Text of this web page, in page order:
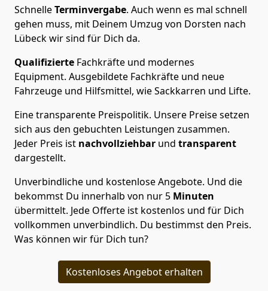
SchnelleTerminvergabe. Auch wenn es mal schnell
gehen muss, mit Deinem Umzug von Dorsten nach
Lübeck wir sind für Dich da.
Qualifizierte Fachkräfte und modernes
Equipment. Ausgebildete Fachkräfte und neue
Fahrzeuge und Hilfsmittel, wie Sackkarren und Lifte.
Eine transparente Preispolitik. Unsere Preise setzen
sich aus den gebuchten Leistungen zusammen.
Jeder Preis ist nachvollziehbar und transparent
dargestellt.
Unverbindliche und kostenlose Angebote. Und die
bekommst Du innerhalb von nur 5 Minuten
übermittelt. Jede Offerte ist kostenlos und für Dich
vollkommen unverbindlich. Du bestimmst den Preis.
Was können wir für Dich tun?
Kostenloses Angebot erhalten